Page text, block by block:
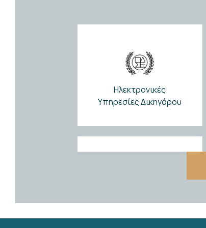
Ηλεκτρονικές
Υπηρεσίες Δικηγόρου
Αθηνών